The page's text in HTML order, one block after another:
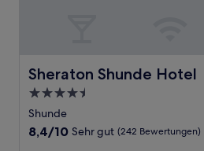
Sheraton Shunde Hotel
Sheraton Shunde Hotel
4.5-
Sterne-
Unterkunft
Shunde
8.4
8,4/10 Sehr gut (242 Bewertungen)